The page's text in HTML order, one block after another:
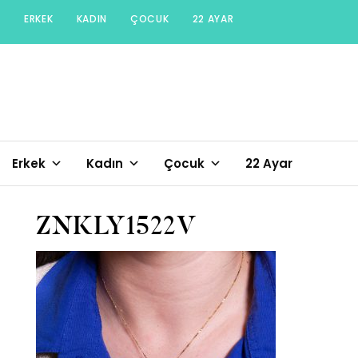
content
ERKEK KADIN ÇOCUK 22 AYAR
Erkek Kadın Çocuk 22 Ayar
ZNKLY1522V